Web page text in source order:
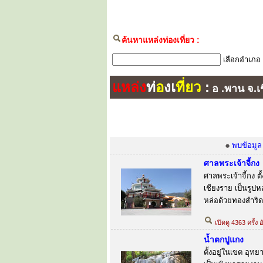
ค้นหาแหล่งท่องเที่ยว :
เลือกอำเภอ
แหล่งท่องเที่ยว : อ .พาน จ.
พบข้อมูล
ศาลพระเจ้าจี้กง
ศาลพระเจ้าจี้กง
เชียงราย เป็นรูป
หล่อด้วยทองสำริ
เปิดดู 4363 ครั้ง
น้ำตกปูแกง
ตั้งอยู่ในเขต อุท